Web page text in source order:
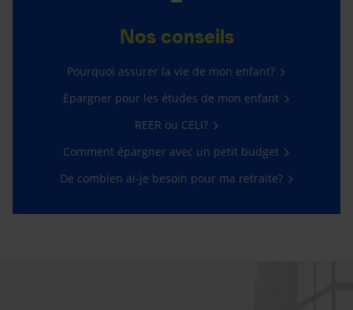
Nos conseils
Pourquoi assurer la vie de mon enfant?
Épargner pour les études de mon enfant
REER ou CELI?
Comment épargner avec un petit budget
De combien ai-je besoin pour ma retraite?